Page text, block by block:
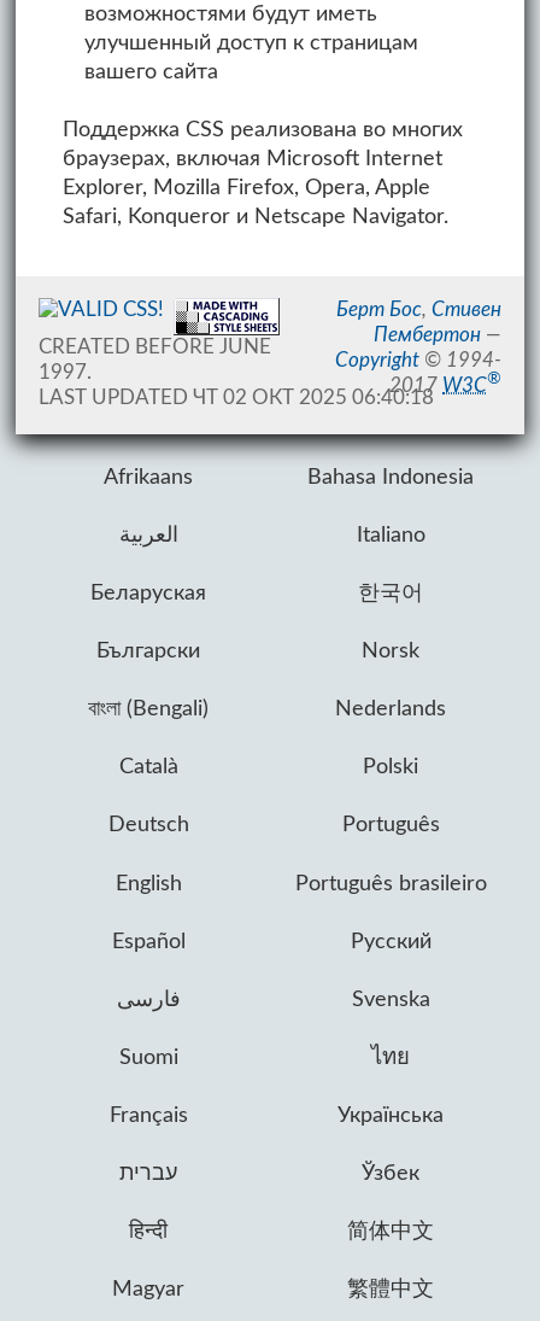
возможностями будут иметь
улучшенный доступ к страницам
вашего сайта
Поддержка CSS реализована во многих
браузерах, включая Microsoft Internet
Explorer, Mozilla Firefox, Opera, Apple
Safari, Konqueror и Netscape Navigator.
Берт Бос,Стивен
Пембертон —
Copyright © 1994-
2017 W3C®
CREATED BEFORE JUNE
1997.
LAST UPDATED ЧТ 02 ОКТ 2025 06:40:18
Afrikaans
العربية
Беларуская
Български
বাংলা (Bengali)
Català
Deutsch
English
Español
فارسی
Suomi
Français
עברית
हिन्दी
Magyar
Bahasa Indonesia
Italiano
한국어
Norsk
Nederlands
Polski
Português
Português brasileiro
Русский
Svenska
ไทย
Українська
Ўзбек
简体中文
繁體中文